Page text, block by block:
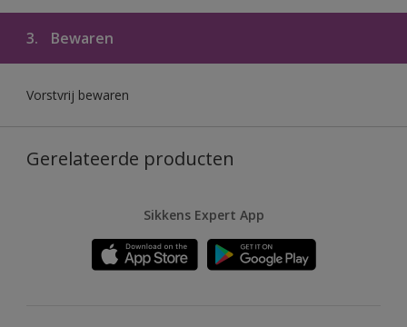
3. Bewaren
Vorstvrij bewaren
Gerelateerde producten
Sikkens Expert App